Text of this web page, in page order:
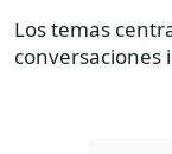
Los temas
conversaciones